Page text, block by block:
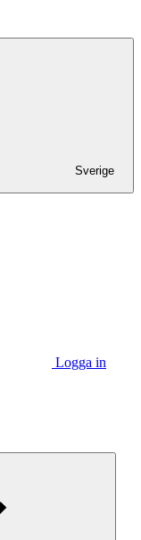
Sverige
Logga in